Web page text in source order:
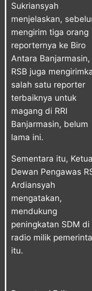
Sukriansyah
menjelaskan,
mengirim tiga orang
reporternya ke Biro
Antara Banjarmasin,
RSB juga
salah satu reporter
terbaiknya untuk
magang di RRI
Banjarmasin, belum
lama ini.
Sementara itu, Ketua
Dewan Pengawas
Ardiansyah
mengatakan,
mendukung
peningkatan SDM di
radio milik
itu.